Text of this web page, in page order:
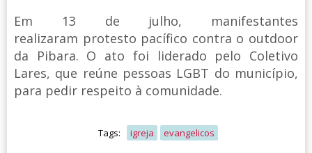
Em 13 de julho, manifestantes
realizaram protesto pacífico contra o outdoor
da Pibara. O ato foi liderado pelo Coletivo
Lares, que reúne pessoas LGBT do município,
para pedir respeito à comunidade.
Tags: igreja evangelicos